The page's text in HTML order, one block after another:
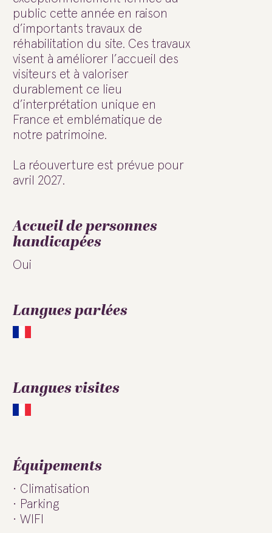
public cette année en raison
d’importants travaux de
réhabilitation du site. Ces travaux
visent à améliorer l’accueil des
visiteurs et à valoriser
durablement ce lieu
d’interprétation unique en
France et emblématique de
notre patrimoine.
La réouverture est prévue pour
avril 2027.
Accueil de personnes
handicapées
Oui
Langues parlées
Langues visites
Équipements
Climatisation
Parking
WIFI